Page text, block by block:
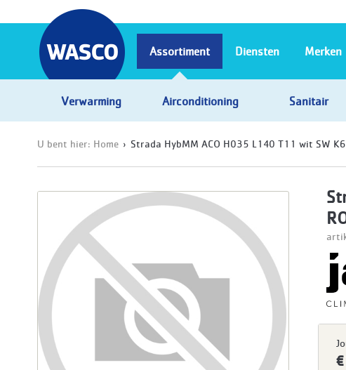
Assortiment
Verwarming Airconditioning Sanitair
Diensten Merken
U bent hier: Home Strada HybMM ACO H035 L140 T11 wit SW